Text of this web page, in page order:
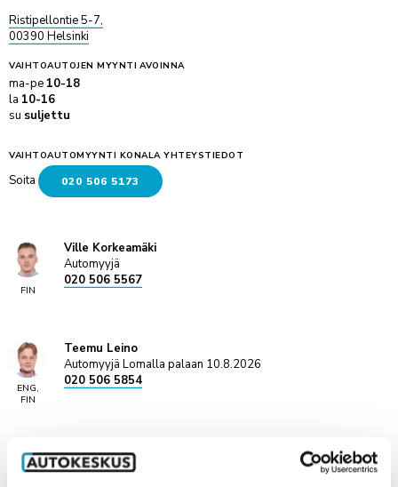
Ristipellontie 5-7,
00390 Helsinki
VAIHTOAUTOJEN MYYNTI AVOINNA
ma-pe 10-18
la 10-16
su suljettu
VAIHTOAUTOMYYNTI KONALA YHTEYSTIEDOT
Soita 020 506 5173
FIN
Ville Korkeamäki
Automyyjä
020 506 5567
ENG,
FIN
Teemu Leino
Automyyjä Lomalla palaan 10.8.2026
020 506 5854
Tiia Harinen
Automyyjä